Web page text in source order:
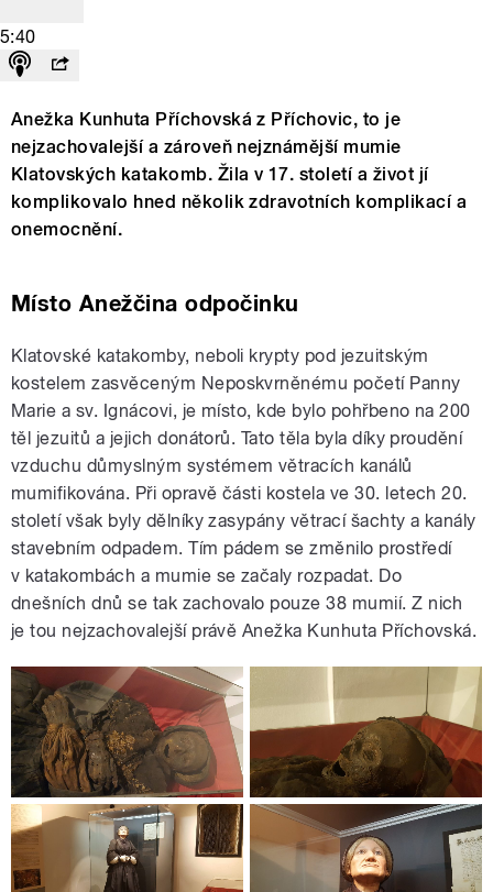
5:40
Anežka Kunhuta Příchovská z Příchovic, to je
nejzachovalejší a zároveň nejznámější mumie
Klatovských katakomb. Žila v 17. století a život jí
komplikovalo hned několik zdravotních komplikací a
onemocnění.
Místo Anežčina odpočinku
Klatovské katakomby, neboli krypty pod jezuitským
kostelem zasvěceným Neposkvrněnému početí Panny
Marie a sv. Ignácovi, je místo, kde bylo pohřbeno na 200
těl jezuitů a jejich donátorů. Tato těla byla díky proudění
vzduchu důmyslným systémem větracích kanálů
mumifikována. Při opravě části kostela ve 30. letech 20.
století však byly dělníky zasypány větrací šachty a kanály
stavebním odpadem. Tím pádem se změnilo prostředí
v katakombách a mumie se začaly rozpadat. Do
dnešních dnů se tak zachovalo pouze 38 mumií. Z nich
je tou nejzachovalejší právě Anežka Kunhuta Příchovská.